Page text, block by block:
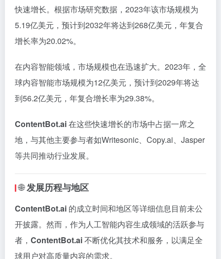
快速增长。根据市场研究数据， 2023年该市场规模为
5.19亿美元，预计到2032年将达到268亿美元，年复合
增长率为20.02%。
在内容智能领域，市场规模也在迅速扩大。 2023年，全
球内容智能市场规模为12亿美元，预计到2029年将达
到56.2亿美元，年复合增长率为29.38%。
ContentBot.ai在这些快速增长的市场中占据一席之
地，与其他主要参与者如Writesonic、Copy.ai、Jasper
等共同推动行业发展。
🌐发展历程与地区
ContentBot.ai 的成立时间和地区等详细信息目前未公
开披露。 然而，作为人工智能内容生成领域的活跃参与
者， ContentBot.ai不断优化其技术和服务，以满足全
球用户对高质量内容的需求。